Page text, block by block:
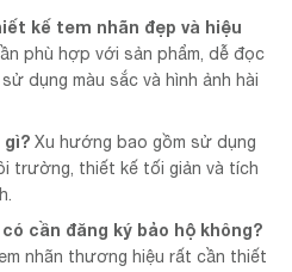
kế tem nhãn đẹp và hiệu
phù hợp với sản phẩm, dễ đọc
dụng màu sắc và hình ảnh hài
gì? Xu hướng bao gồm sử dụng
trường, thiết kế tối giản và tích
cần đăng ký bảo hộ không?
nhãn thương hiệu rất cần thiết